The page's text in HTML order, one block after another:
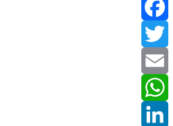
Facebook
Twitter
Email
WhatsApp